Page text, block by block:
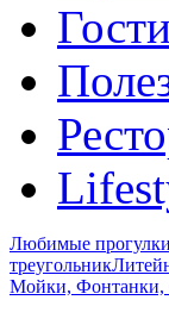
Любимые прогулки
треугольник
Мойки, Фонтанки,